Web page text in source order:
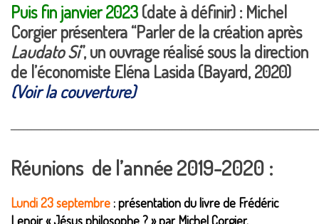
Puis fin janvier 2023(date à définir) : Michel
Corgier présentera“Parler de la création après
LaudatoSi”, un ouvrage réalisé sous la direction
de l’économiste Eléna Lasida (Bayard, 2020)
(Voir la couverture)
Réunions de l’année 2019-2020 :
Lundi 23 septembre: présentation du livre de Frédéric
Lenoir « Jésus philosophe ? » par Michel Corgier.